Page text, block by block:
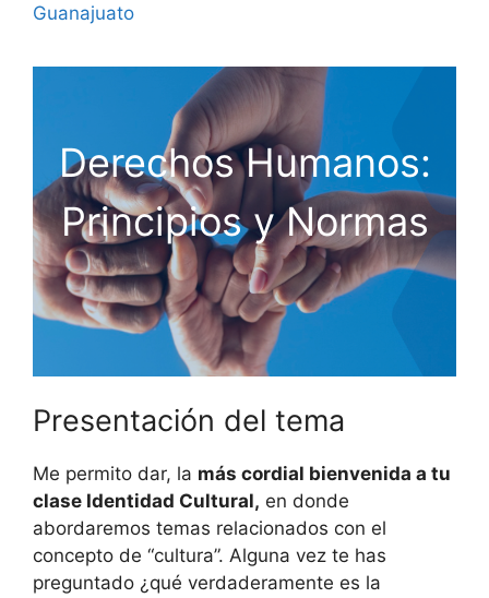
Guanajuato
Derechos Humanos:
Principios y Normas
Presentación del tema
Me permito dar, la más cordial bienvenida a tu
clase Identidad Cultural, en donde
abordaremos temas relacionados con el
concepto de “cultura”. Alguna vez te has
preguntado ¿qué verdaderamente es la